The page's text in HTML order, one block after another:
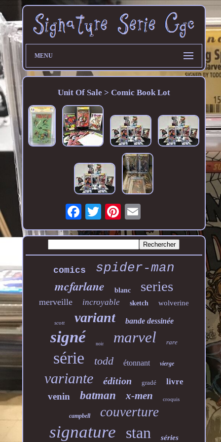
MENU
Unit Of Sale > Comic Book Lot
comics spider-man
mcfarlane blanc series
merveille incroyable sketch wolverine
scott variant bande dessinée
signé noir marvel rare
série todd étonnant vierge
variante édition gradé livre
venin batman x-men croquis
campbell couverture
signature stan séries